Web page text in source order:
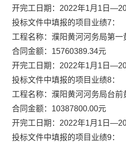
开完工日期： 2022年1月1日
投标文件中填报的项目业绩7：
工程名称：濮阳黄河河务局第一
合同金额： 15760389.34元
开完工日期： 2022年1月1日
投标文件中填报的项目业绩8：
工程名称：濮阳黄河河务局台前
合同金额： 10387800.00元
开完工日期： 2022年1月1日
投标文件中填报的项目业绩9：